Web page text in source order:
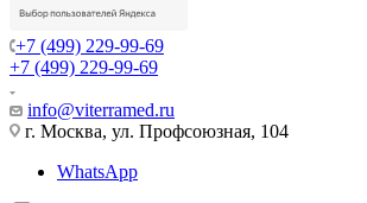
+7 (499) 229-99-69
+7 (499) 229-99-69
info@viterramed.ru
г. Москва, ул. Профсоюзная, 104
WhatsApp